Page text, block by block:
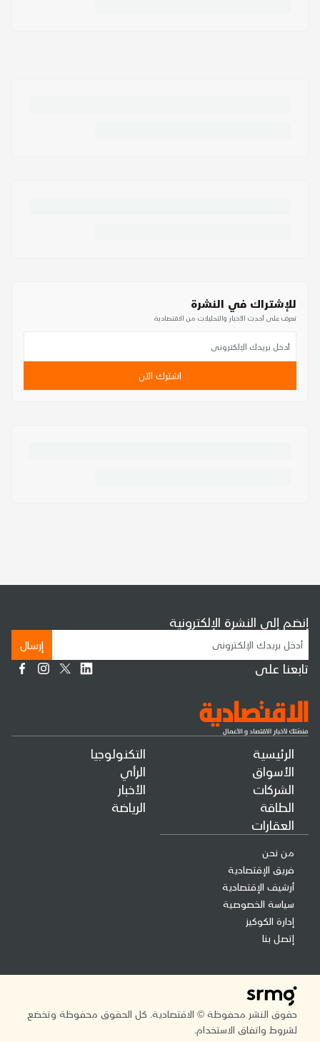
للإشتراك في النشرة
تعرف على أحدث الأخبار والتحليلات من الاقتصادية
اشترك الآن
الرئيسية
الأسواق
الشركات
الطاقة
العقارات
التكنولوجيا
الرأي
الأخبار
الرياضة
من نحن
فريق الإقتصادية
أرشيف الإقتصادية
سياسة الخصوصية
إدارة الكوكيز
إتصل بنا
إنضم إلى النشرة الإلكترونية
إرسال
تابعنا على
حقوق النشر محفوظة © الاقتصادية. كل الحقوق محفوظة وتخضع
لشروط واتفاق الاستخدام.